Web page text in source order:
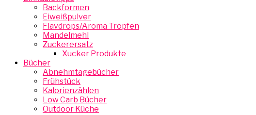
Backformen
Eiweißpulver
Flavdrops/Aroma Tropfen
Mandelmehl
Zuckerersatz
Xucker Produkte
Bücher
Abnehmtagebücher
Frühstück
Kalorienzählen
Low Carb Bücher
Outdoor Küche